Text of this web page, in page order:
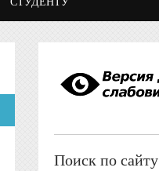
Поиск по сайту